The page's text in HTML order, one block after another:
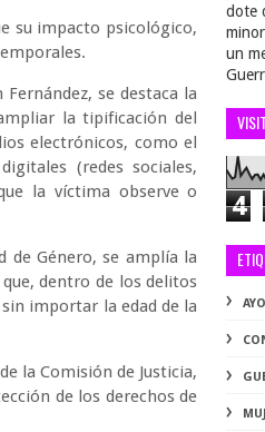
su impacto psicológico,
se destaca la
la tipificación del
electrónicos, como el
(redes sociales,
la víctima observe o
de Género, se amplía la
dentro de los delitos
importar la edad de la
la Comisión de Justicia,
de los derechos de
dote
un
4